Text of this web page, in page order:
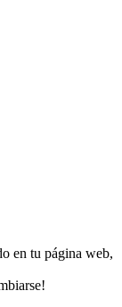
en tu página web,